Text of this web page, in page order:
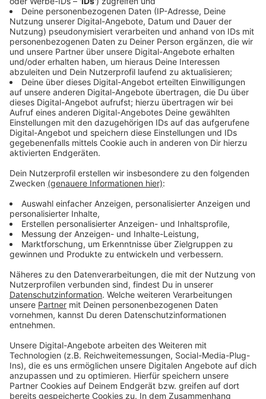
Das Rezept: "Pasta Aglio e Oglio"
Anzeige
Zutaten für die Pasta Aglio e Oglio:
500g Spaghetti
5 Knoblauchzehen
100ml extra natives Olivenöl
Pfeffer frisch gemahlen
2 Peperoni
5 Esslöffel Petersilie
Anzeige
Und so bereitet ihr das Essen zu:
Anzeige
Zustimmung, um den YouTube
Video-Service zu laden!
Wir verwenden einen Service eines
Drittanbieters, um Videoinhalte